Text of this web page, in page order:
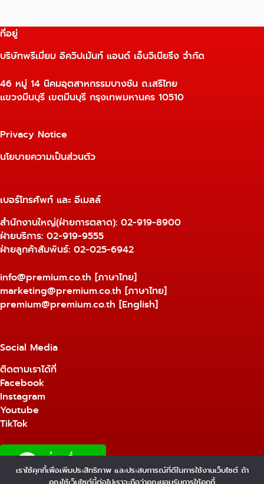
ที่อยู่
บริษัทพรีเมี่ยม อิควิปเม้นท์ แอนด์ เอ็นจิเนียริ่ง จำกัด
46 หมู่ 14 นิคมอุตสาหกรรมบางชัน ถ.เสรีไทย
แขวงมีนบุรี เขตมีนบุรี กรุงเทพมหานคร 10510
Privacy Notice
นโยบายความเป็นส่วนตัว
เบอร์โทรศัพท์ และ อีเมลล์
สำนักงานใหญ่(ฝ่ายการตลาด): 02-919-8900
ฝ่ายบริการ: 02-919-9555
ฝ่ายลูกค้าสัมพันธ์: 02-025-6942
info@premium.co.th [ภาษาไทย]
marketing@premium.co.th [ภาษาไทย]
premium@premium.co.th [English]
Social Media
ติดตามเราได้ที่
Facebook
Instagram
Youtube
TikTok
เราใช้คุกกี้เพื่อเพิ่มประสิทธิภาพ และประสบการณ์ที่ดีในการใช้งานเว็บไซต์ ถ้า
1